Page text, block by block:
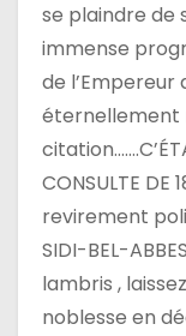
se plaindre de
immense
de l’Empereur
éternellement
CONSULTE
revirement
SIDI-BEL-
lambris ,
noblesse en